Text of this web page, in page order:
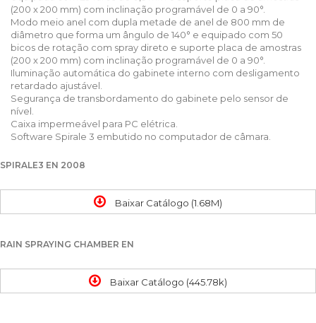
(200 x 200 mm) com inclinação programável de 0 a 90°.
Modo meio anel com dupla metade de anel de 800 mm de
diâmetro que forma um ângulo de 140° e equipado com 50
bicos de rotação com spray direto e suporte placa de amostras
(200 x 200 mm) com inclinação programável de 0 a 90°.
Iluminação automática do gabinete interno com desligamento
retardado ajustável.
Segurança de transbordamento do gabinete pelo sensor de
nível.
Caixa impermeável para PC elétrica.
Software Spirale 3 embutido no computador de câmara.
SPIRALE3 EN 2008
Baixar Catálogo (1.68M)
RAIN SPRAYING CHAMBER EN
Baixar Catálogo (445.78k)